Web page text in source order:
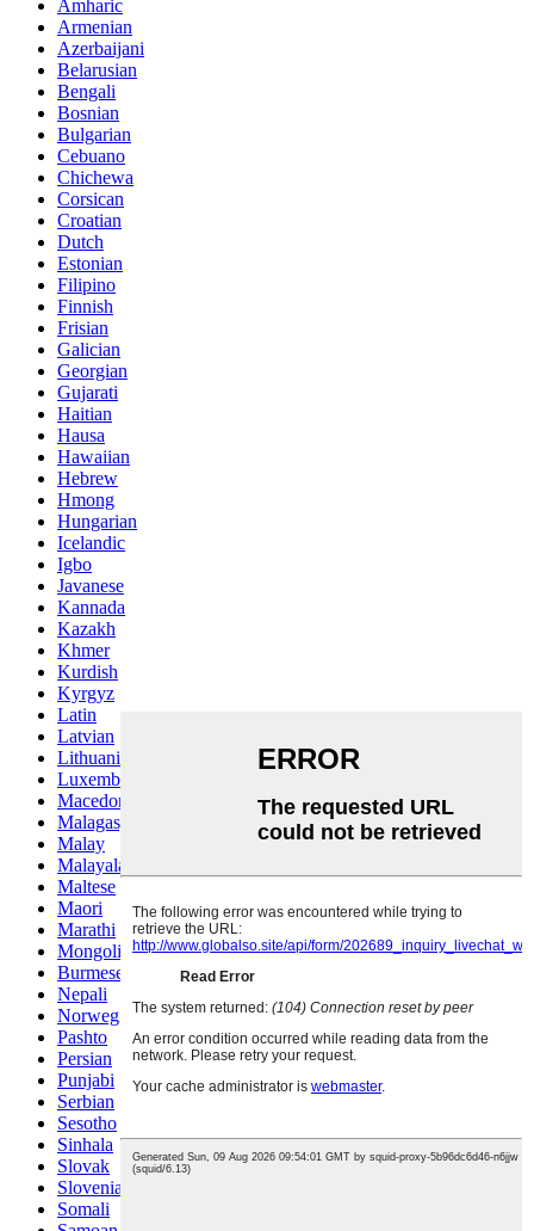
Amharic
Armenian
Azerbaijani
Belarusian
Bengali
Bosnian
Bulgarian
Cebuano
Chichewa
Corsican
Croatian
Dutch
Estonian
Filipino
Finnish
Frisian
Galician
Georgian
Gujarati
Haitian
Hausa
Hawaiian
Hebrew
Hmong
Hungarian
Icelandic
Igbo
Javanese
Kannada
Kazakh
Khmer
Kurdish
Kyrgyz
Latin
Latvian
Lithuanian
Luxembou..
Macedonian
Malagasy
Malay
Malayalam
Maltese
Maori
Marathi
Mongolian
Burmese
Nepali
Norwegian
Pashto
Persian
Punjabi
Serbian
Sesotho
Sinhala
Slovak
Slovenian
Somali